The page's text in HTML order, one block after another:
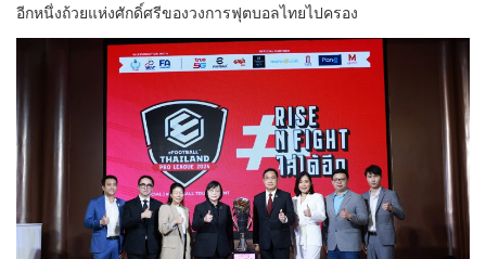
อีกหนึ่งถ้วยแห่งศักดิ์ศรีของวงการฟุตบอลไทยไปครอง